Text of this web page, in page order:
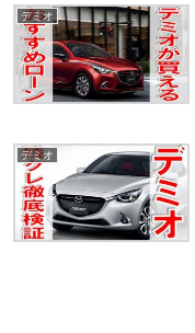
デミオ
デミオ